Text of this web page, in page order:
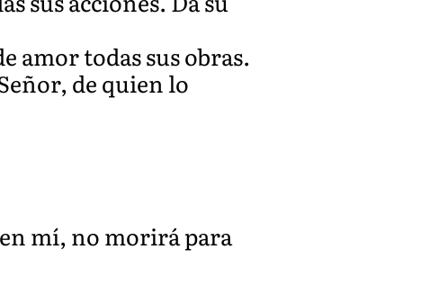
amor todas sus obras.
de quien lo
mí, no morirá para